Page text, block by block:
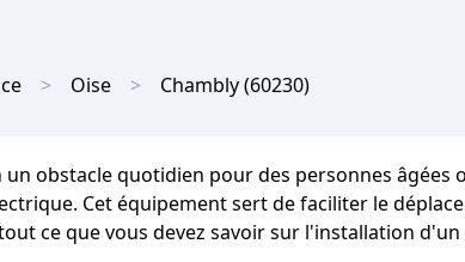
Oise Chambly(60230)
obstacle quotidien pour des personnes âgées
Cet équipement sert de faciliter le
ce que vous devez savoir sur l'installation d'un